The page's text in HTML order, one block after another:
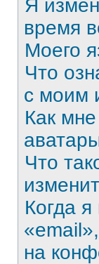
Я
время
Моего
Что
с моим
Как
Что
Когда
на